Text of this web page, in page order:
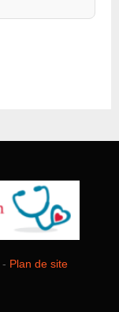
- Plan de site